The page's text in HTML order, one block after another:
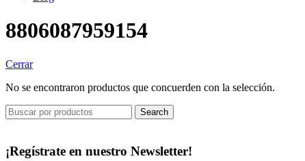
8806087959154
Cerrar
No se encontraron productos que concuerden con la selección.
Search
¡Regístrate en nuestro Newsletter!